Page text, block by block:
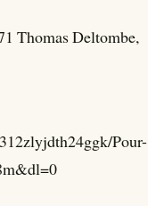
Thomas Deltombe,
Pour-